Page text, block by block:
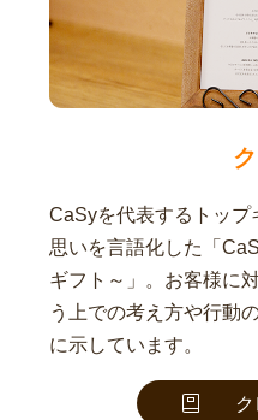
CaSyを代表するトッ
思いを言語化した「
ギフト～」。お客様に
う上での考え方や行動
に示しています。